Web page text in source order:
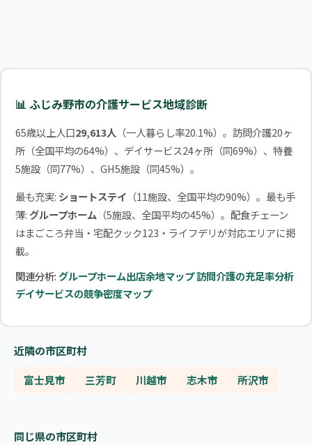
📊 ふじみ野市の介護サービス地域診断
65歳以上人口29,613人 （一人暮らし率20.1%）。訪問介護20ヶ
所（全国平均の64%）、デイサービス24ヶ所（同69%）、特養
5施設（同77%）、GH5施設（同45%）。
最も充実: ショートステイ （11施設、全国平均の90%）。最も手
薄:グループホーム（5施設、全国平均の45%）。配食チェーン
はまごころ弁当・宅配クック123・ライフデリが対応エリアに掲
載。
関連分析:グループホーム出店余地マップ訪問介護の充足率分析
デイサービスの競争密度マップ
近隣の市区町村
富士見市 三芳町 川越市 志木市 所沢市
同じ県の市区町村